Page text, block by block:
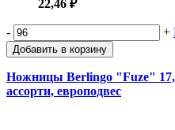
22,46 ₽
- +
Добавить в корзину
Ножницы Berlingo "Fuze"
ассорти, европодвес